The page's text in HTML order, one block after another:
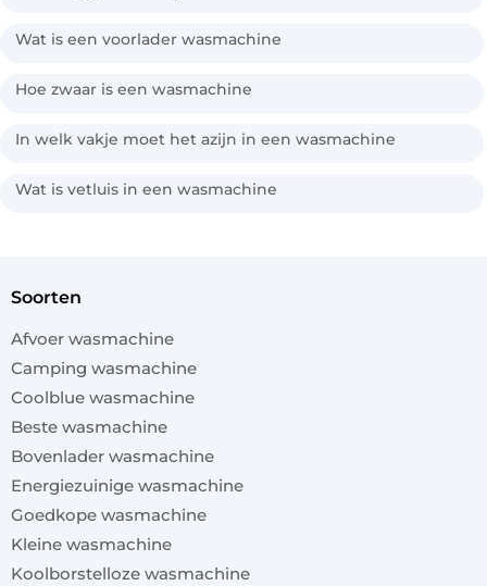
Wat is een voorlader wasmachine
Hoe zwaar is een wasmachine
In welk vakje moet het azijn in een wasmachine
Wat is vetluis in een wasmachine
soorten
Afvoer wasmachine
Camping wasmachine
Coolblue wasmachine
Beste wasmachine
Bovenlader wasmachine
Energiezuinige wasmachine
Goedkope wasmachine
Kleine wasmachine
Koolborstelloze wasmachine